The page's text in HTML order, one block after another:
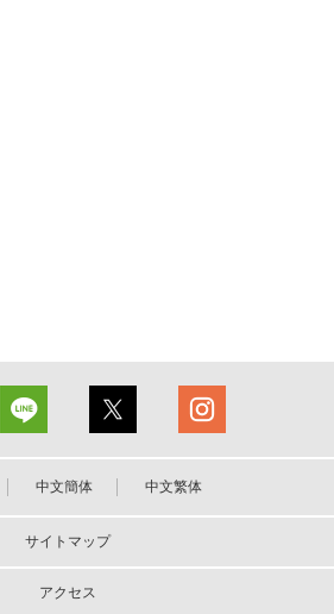
中文簡体 中文繁体
サイトマップ
アクセス